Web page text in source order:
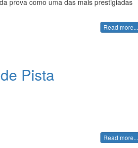
prova como uma das mais prestigiadas
Read more...
Pista
Read more...